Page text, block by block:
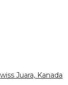
Juara, Kanada